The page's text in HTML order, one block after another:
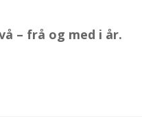
– frå og med i år.